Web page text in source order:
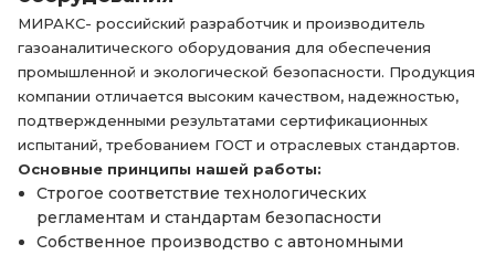
МИРАКС- российский разработчик и производитель
газоаналитического оборудования для обеспечения
промышленной и экологической безопасности. Продукция
компании отличается высоким качеством, надежностью,
подтвержденными результатами сертификационных
испытаний, требованием ГОСТ и отраслевых стандартов.
Основные принципы нашей работы:
Строгое соответствие технологических
регламентам и стандартам безопасности
Собственное производство с автономными